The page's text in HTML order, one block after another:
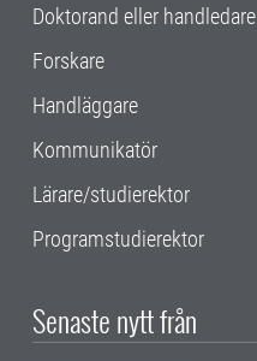
Doktorand eller handledare
Forskare
Handläggare
Kommunikatör
Lärare/studierektor
Programstudierektor
Senaste nytt från